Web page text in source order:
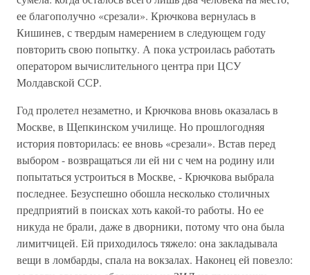
ее благополучно «срезали». Крючкова вернулась в
Кишинев, с твердым намерением в следующем году
повторить свою попытку. А пока устроилась работать
оператором вычислительного центра при ЦСУ
Молдавской ССР.
Год пролетел незаметно, и Крючкова вновь оказалась в
Москве, в Щепкинском училище. Но прошлогодняя
история повторилась: ее вновь «срезали». Встав перед
выбором - возвращаться ли ей ни с чем на родину или
попытаться устроиться в Москве, - Крючкова выбрала
последнее. Безуспешно обошла несколько столичных
предприятий в поисках хоть какой-то работы. Но ее
никуда не брали, даже в дворники, потому что она была
лимитчицей. Ей приходилось тяжело: она закладывала
вещи в ломбарды, спала на вокзалах. Наконец ей повезло: